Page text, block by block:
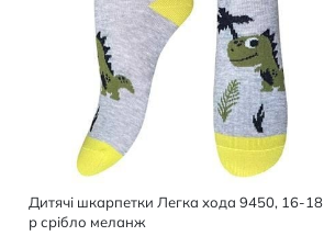
Дитячі шкарпетки Легка хода 9450, 16-18
р срібло меланж